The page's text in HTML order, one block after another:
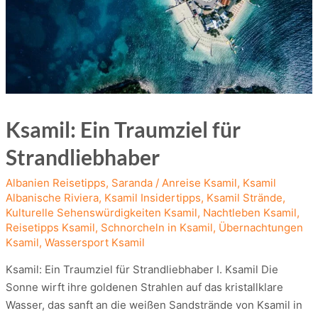
Ksamil: Ein Traumziel für
Strandliebhaber
Albanien Reisetipps, Saranda /Anreise Ksamil, Ksamil
Albanische Riviera, Ksamil Insidertipps, Ksamil Strände,
Kulturelle Sehenswürdigkeiten Ksamil, Nachtleben Ksamil,
Reisetipps Ksamil, Schnorcheln in Ksamil, Übernachtungen
Ksamil,Wassersport Ksamil
Ksamil: Ein Traumziel für Strandliebhaber I. Ksamil Die
Sonne wirft ihre goldenen Strahlen auf das kristallklare
Wasser, das sanft an die weißen Sandstrände von Ksamil in